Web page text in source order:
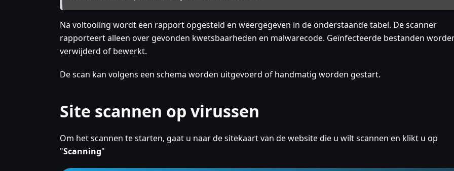
Na voltooiing wordt een rapport opgesteld en weergegeven in de onderstaande tabel. De scanner
rapporteert alleen over gevonden kwetsbaarheden en malwarecode. Geïnfecteerde bestanden
verwijderd of bewerkt.
De scan kan volgens een schema worden uitgevoerd of handmatig worden gestart.
Site scannen op virussen
Om het scannen te starten, gaat u naar de sitekaart van de website die u wilt scannen en klikt u op
"Scanning"